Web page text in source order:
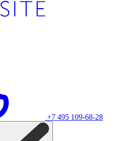
+7 495 109-68-28